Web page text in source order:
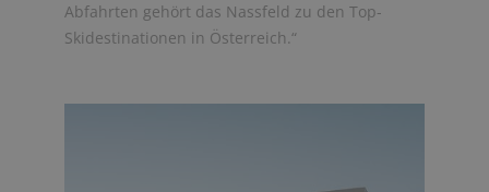
Abfahrten gehört das Nassfeld zu den Top-
Skidestinationen in Österreich.“